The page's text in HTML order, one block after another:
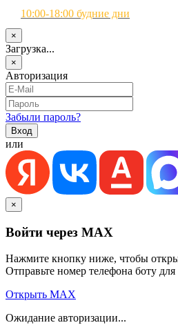
10:00-18:00 будние дни
×
Загрузка...
×
Авторизация
Забыли пароль?
или
×
Войти через MAX
Нажмите кнопку ниже, чтобы
Отправьте номер телефона боту для
Открыть MAX
Ожидание авторизации...